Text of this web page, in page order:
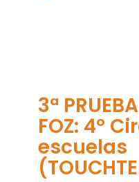
3ª
FOZ: 4º
escuelas